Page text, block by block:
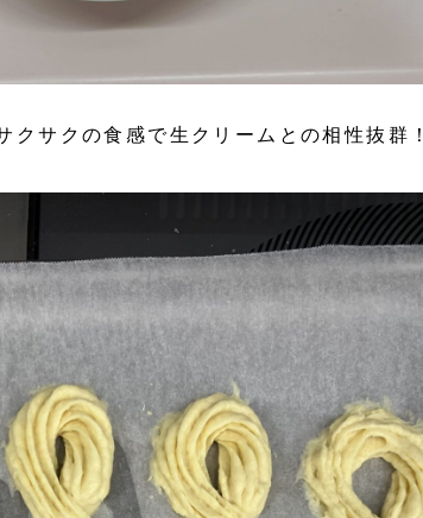
クサクの食感で生クリームとの相性抜群！